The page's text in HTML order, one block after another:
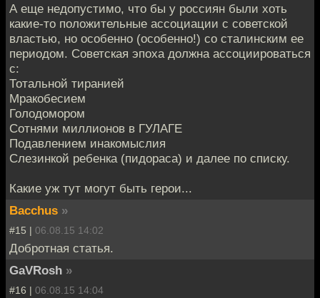
А еще недопустимо, что бы у россиян были хоть
какие-то положительные ассоциации с советской
властью, но особенно (особенно!) со сталинским ее
периодом. Советская эпоха должна ассоциироваться
с:
Тотальной тиранией
Мракобесием
Голодомором
Сотнями миллионов в ГУЛАГЕ
Подавлением инакомыслия
Слезинкой ребенка (пидораса) и далее по списку.
Какие уж тут могут быть герои...
Bacchus »
#15 | 06.08.15 14:02
Добротная статья.
GaVRosh »
#16 | 06.08.15 14:04